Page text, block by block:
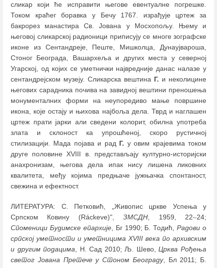
сликар који ће исправити његове евентуалне погрешке.
Током краћег боравка у Бечу 1767. израђује цртеж за
бакрорез манастира Св. Јована у Мосхопољу. Њему и
његовој сликарској радионици приписују се многе зографске
иконе из Сентандреје, Пеште, Мишколца, Дунаујвароша,
Стоног Београда, Вашархеља и других места у северној
Угарској, од којих се уметнички највредније данас налазе у
сентандрејском музеју. Сликарска вештина Г. и неколицине
његових сарадника почива на завидној вештини преношења
монументалних форми на неупоредиво мање површине
икона, које остају и њихова најбоља дела. Тврд и наглашен
цртеж прати јарки али сведени колорит, обилна употреба
злата и склоност ка упрошћеној, скоро рустичној
стилизацији. Мада појава и рад Г. у овим крајевима током
друге половине XVIII в. представљају културно-историјски
анахронизам, његова дела ипак нису лишена ликовних
квалитета, међу којима предњаче јужњачка спонтаност,
свежина и ефектност.
ЛИТЕРАТУРА: С. Петковић, „Живопис цркве Успења у
Српском Ковину (Ráckeve)",ЗМСДН , 1959, 22–24;
Споменици Будимске епархије, Бг 1990; Б. Тодић,Радови о
српској уметности и уметницима XVIII века по архивским
и другим подацима , Н. Сад 2010; Љ. Шево,Црква Рођења
светог Јована Претече у Стоном Београду, Бл 2011; Б.